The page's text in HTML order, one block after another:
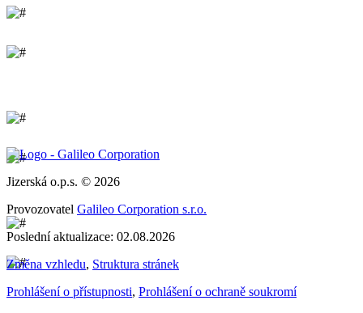
Jizerská o.p.s. © 2026
Provozovatel Galileo Corporation s.r.o.
Poslední aktualizace: 02.08.2026
Změna vzhledu, Struktura stránek
Prohlášení o přístupnosti, Prohlášení o ochraně soukromí